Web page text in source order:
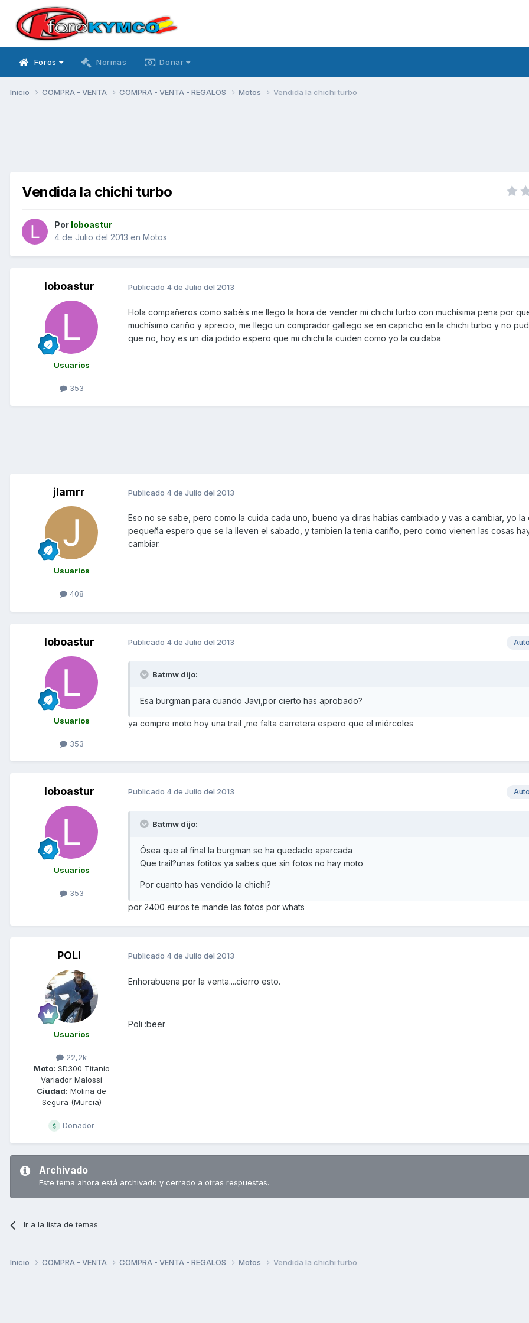
Foros Normas Donar
Inicio COMPRA - VENTA COMPRA - VENTA - REGALOS Motos Vendida la chichi turbo
Vendida la chichi turbo
Por loboastur
4 de Julio del 2013 en Motos
loboastur
Usuarios
353
Publicado 4 de Julio del 2013
Hola compañeros como sabéis me llego la hora de vender mi chichi turbo con muchísima pena por
muchísimo cariño y aprecio, me llego un comprador gallego se en capricho en la chichi turbo y no
que no, hoy es un día jodido espero que mi chichi la cuiden como yo la cuidaba
jlamrr
Usuarios
408
Publicado 4 de Julio del 2013
Eso no se sabe, pero como la cuida cada uno, bueno ya diras habias cambiado y vas a cambiar, yo la
pequeña espero que se la lleven el sabado, y tambien la tenia cariño, pero como vienen las cosas
cambiar.
loboastur
Usuarios
353
Publicado 4 de Julio del 2013
Batmw dijo:
Esa burgman para cuando Javi,por cierto has aprobado?
ya compre moto hoy una trail ,me falta carretera espero que el miércoles
loboastur
Usuarios
353
Publicado 4 de Julio del 2013
Batmw dijo:
Ósea que al final la burgman se ha quedado aparcada
Que trail?unas fotitos ya sabes que sin fotos no hay moto
Por cuanto has vendido la chichi?
por 2400 euros te mande las fotos por whats
POLI
Usuarios
22,2k
Moto: SD300 Titanio
Variador Malossi
Ciudad: Molina de
Segura (Murcia)
Donador
Publicado 4 de Julio del 2013
Enhorabuena por la venta....cierro esto.
Poli :beer
Archivado
Este tema ahora está archivado y cerrado a otras respuestas.
Ir a la lista de temas
Inicio COMPRA - VENTA COMPRA - VENTA - REGALOS Motos Vendida la chichi turbo